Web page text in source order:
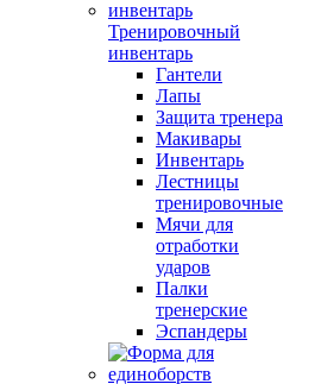
Тренировочный
инвентарь
Гантели
Лапы
Защита тренера
Макивары
Инвентарь
Лестницы
тренировочные
Мячи для
отработки
ударов
Палки
тренерские
Эспандеры